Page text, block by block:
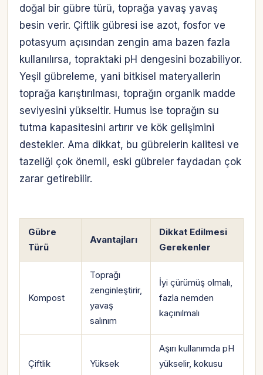
doğal bir gübre türü, toprağa yavaş yavaş
besin verir. Çiftlik gübresi ise azot, fosfor ve
potasyum açısından zengin ama bazen fazla
kullanılırsa, topraktaki pH dengesini bozabiliyor.
Yeşil gübreleme, yani bitkisel materyallerin
toprağa karıştırılması, toprağın organik madde
seviyesini yükseltir. Humus ise toprağın su
tutma kapasitesini artırır ve kök gelişimini
destekler. Ama dikkat, bu gübrelerin kalitesi ve
tazeliği çok önemli, eski gübreler faydadan çok
zarar getirebilir.
Gübre
Türü
Avantajları
Dikkat Edilmesi
Gerekenler
Kompost
Toprağı
zenginleştirir,
yavaş
salınım
İyi çürümüş olmalı,
fazla nemden
kaçınılmalı
Çiftlik
Yüksek
Aşırı kullanımda pH
yükselir, kokusu